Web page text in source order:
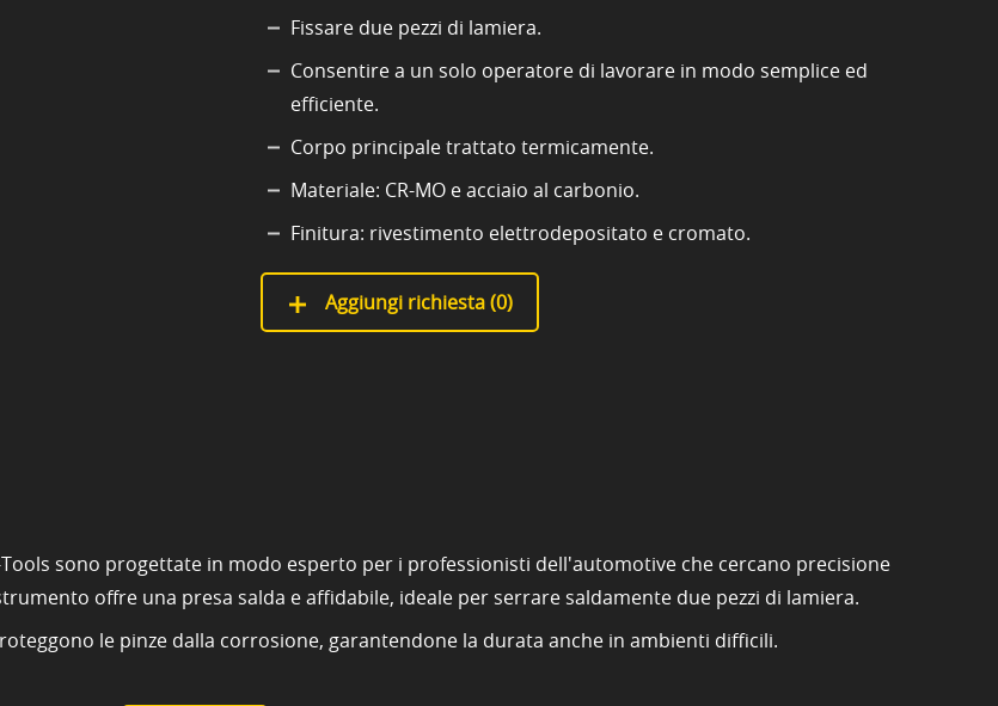
Fissare due pezzi di lamiera.
Consentire a un solo operatore di lavorare in modo semplice ed
efficiente.
Corpo principale trattato termicamente.
Materiale: CR-MO e acciaio al carbonio.
Finitura: rivestimento elettrodepositato e cromato.
Aggiungi richiesta (0)
sono progettate in modo esperto per i professionisti dell'automotive che cercano precisione
offre una presa salda e affidabile, ideale per serrare saldamente due pezzi di lamiera.
le pinze dalla corrosione, garantendone la durata anche in ambienti difficili.